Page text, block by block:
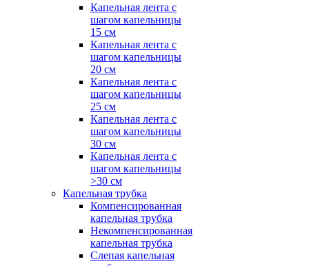
Капельная лента с
шагом капельницы
15 см
Капельная лента с
шагом капельницы
20 см
Капельная лента с
шагом капельницы
25 см
Капельная лента с
шагом капельницы
30 см
Капельная лента с
шагом капельницы
>30 см
Капельная трубка
Компенсированная
капельная трубка
Некомпенсированная
капельная трубка
Слепая капельная